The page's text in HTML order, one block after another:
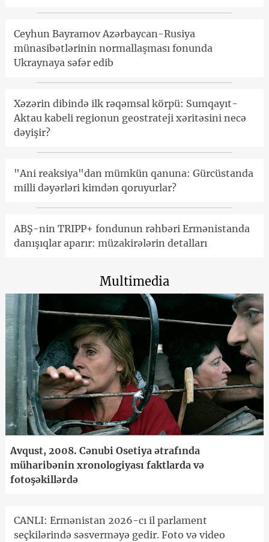
Ceyhun Bayramov Azərbaycan-Rusiya
münasibətlərinin normallaşması fonunda
Ukraynaya səfər edib
Xəzərin dibində ilk rəqəmsal körpü: Sumqayıt-
Aktau kabeli regionun geostrateji xəritəsini necə
dəyişir?
"Ani reaksiya"dan mümkün qanuna: Gürcüstanda
milli dəyərləri kimdən qoruyurlar?
ABŞ-nin TRIPP+ fondunun rəhbəri Ermənistanda
danışıqlar aparır: müzakirələrin detalları
Multimedia
Avqust, 2008. Cənubi Osetiya ətrafında
müharibənin xronologiyası faktlarda və
fotoşəkillərdə
CANLI: Ermənistan 2026-cı il parlament
seçkilərində səsverməyə gedir. Foto və video